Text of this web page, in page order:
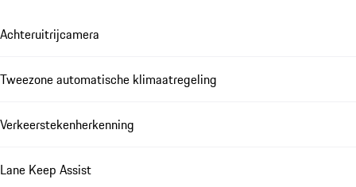
Achteruitrijcamera
Tweezone automatische klimaatregeling
Verkeerstekenherkenning
Lane Keep Assist